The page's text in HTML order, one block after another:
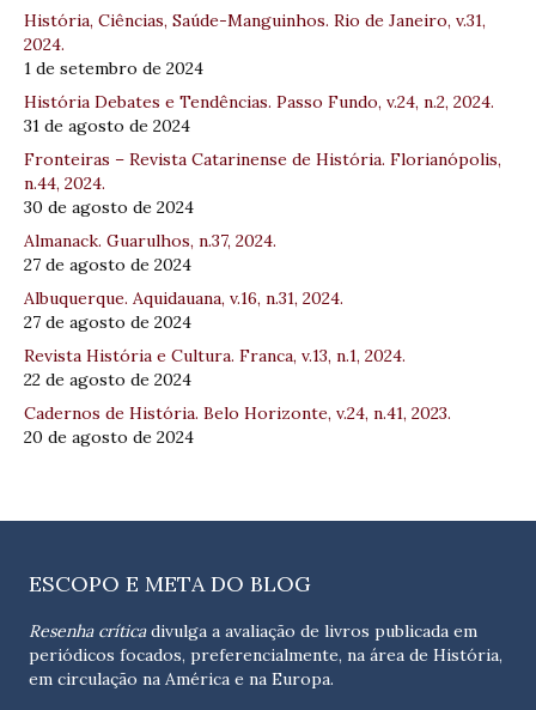
História, Ciências, Saúde-Manguinhos. Rio de Janeiro, v.31,
2024.
1 de setembro de 2024
História Debates e Tendências. Passo Fundo, v.24, n.2, 2024.
31 de agosto de 2024
Fronteiras – Revista Catarinense de História. Florianópolis,
n.44, 2024.
30 de agosto de 2024
Almanack. Guarulhos, n.37, 2024.
27 de agosto de 2024
Albuquerque. Aquidauana, v.16, n.31, 2024.
27 de agosto de 2024
Revista História e Cultura. Franca, v.13, n.1, 2024.
22 de agosto de 2024
Cadernos de História. Belo Horizonte, v.24, n.41, 2023.
20 de agosto de 2024
ESCOPO E META DO BLOG
Resenha críticadivulga a avaliação de livros publicada em
periódicos focados, preferencialmente, na área de História,
em circulação na América e na Europa.